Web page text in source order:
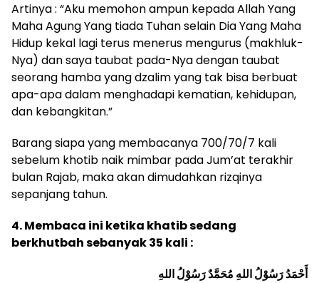
Artinya : “Aku memohon ampun kepada Allah Yang
Maha Agung Yang tiada Tuhan selain Dia Yang Maha
Hidup kekal lagi terus menerus mengurus (makhluk-
Nya) dan saya taubat pada-Nya dengan taubat
seorang hamba yang dzalim yang tak bisa berbuat
apa-apa dalam menghadapi kematian, kehidupan,
dan kebangkitan.”
Barang siapa yang membacanya 700/70/7 kali
sebelum khotib naik mimbar pada Jum’at terakhir
bulan Rajab, maka akan dimudahkan rizqinya
sepanjang tahun.
4. Membaca ini ketika khatib sedang
berkhutbah sebanyak 35 kali :
أَحْمَدُ رَسُوْلُ اللهِ مُحَمَّدٌ رَسُوْلُ اللهِ